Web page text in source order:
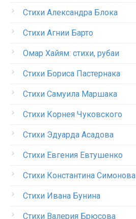
Стихи Александра Блока
Стихи Агнии Барто
Омар Хайям: стихи, рубаи
Стихи Бориса Пастернака
Стихи Самуила Маршака
Стихи Корнея Чуковского
Стихи Эдуарда Асадова
Стихи Евгения Евтушенко
Стихи Константина Симонова
Стихи Ивана Бунина
Стихи Валерия Брюсова